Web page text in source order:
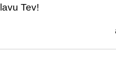
Tev!